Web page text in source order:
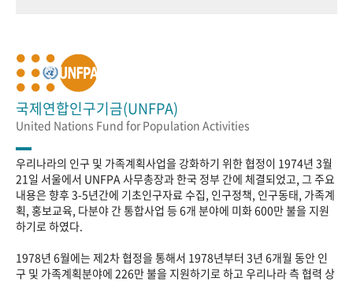
국제연합인구기금(UNFPA)
United Nations Fund for Population Activities
우리나라의 인구 및 가족계획사업을 강화하기 위한 협정이 1974년 3월
21일 서울에서 UNFPA 사무총장과 한국 정부 간에 체결되었고, 그 주요
내용은 향후 3-5년간에 기초인구자료 수집, 인구정책, 인구동태, 가족계
획, 홍보교육, 다분야 간 통합사업 등 6개 분야에 미화 600만 불을 지원
하기로 하였다.
1978년 6월에는 제2차 협정을 통해서 1978년부터 3년 6개월 동안 인
구 및 가족계획분야에 226만 불을 지원하기로 하고 우리나라 측 협력 상